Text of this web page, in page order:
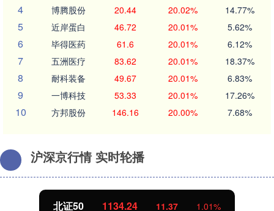
4 博腾股份 20.44 20.02% 14.77%
5 近岸蛋白 46.72 20.01% 5.62%
6 毕得医药 61.6 20.01% 6.12%
7 五洲医疗 83.62 20.01% 18.37%
8 耐科装备 49.67 20.01% 6.83%
9 一博科技 53.33 20.01% 17.26%
10 方邦股份 146.16 20.00% 7.68%
沪深京行情 实时轮播
北证50 1134.24 11.37 1.01%